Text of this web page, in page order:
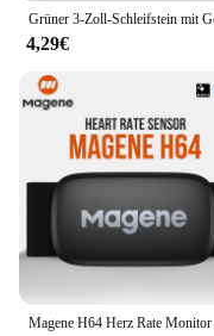
**Versatile and
The 3 schleifen
not just a tool; it's
nail care needs. Its
store and carry,
the-go grooming.
compromised by
provides
are trimmed and
you're at home or
your reliable
impeccable nail
4,29€